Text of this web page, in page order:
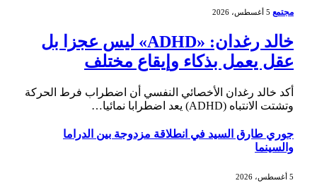
مجتمع 5 أغسطس، 2026
خالد رغدان: «ADHD» ليس عجزا بل
عقل يعمل بذكاء وإيقاع مختلف
أكد خالد رغدان الأخصائي النفسي أن اضطراب فرط الحركة
وتشتت الانتباه (ADHD) يعد اضطرابا نمائيا…
جوري طارق السيد في انطلاقة مزدوجة بين الدراما
والسينما